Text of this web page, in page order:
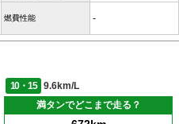
燃費性能 -
10・15
9.6km/L
満タンでどこまで走る？